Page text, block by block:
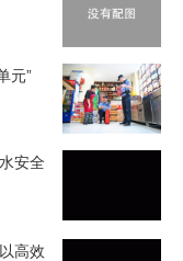
元”
安全
高效